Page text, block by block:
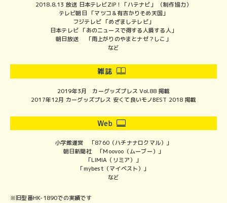
2018.8.13 放送 日本テレビZIP！「ハテナビ」 （制作協力）
テレビ朝日 「マツコ＆有吉かりそめ天国」
フジテレビ 「めざましテレビ」
日本テレビ 「あのニュースで得する人損する人」
朝日放送 「雨上がりのやまとナゼ？しこ」
など
雑誌
2019年3月 カーグッズプレス Vol.88 掲載
2017年12月 カーグッズプレス 安くて良いモノBEST 2018 掲載
Web
小学館運営 「8760（ハチナナロクマル）」
朝日新聞社 「Moovoo（ムーブー）」
「LIMIA（リミア）」
「mybest（マイベスト）」
など
※旧型番HK-1890での実績です